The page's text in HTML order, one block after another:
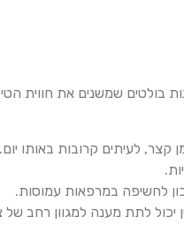
בולטים שמשנים את חווית
קצר, לעיתים קרובות באותו יום.
לחשיפה במרפאות עמוסות.
לתת מענה למגוון רחב של